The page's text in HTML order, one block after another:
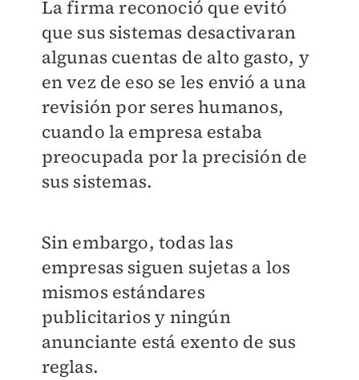
La firma reconoció que evitó
que sus sistemas desactivaran
algunas cuentas de alto gasto, y
en vez de eso se les envió a una
revisión por seres humanos,
cuando la empresa estaba
preocupada por la precisión de
sus sistemas.
Sin embargo, todas las
empresas siguen sujetas a los
mismos estándares
publicitarios y ningún
anunciante está exento de sus
reglas.